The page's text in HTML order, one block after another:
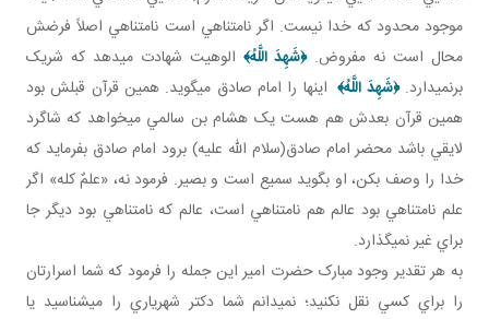
موجود محدود که خدا نيست. اگر نامتناهي است نامتناهي اصلاً فرضش
محال است نه مفروض.﴿شَهِدَ اللَّهُ﴾ الوهيت شهادت مي دهد که شريک
برنمي دارد.﴿شَهِدَ اللَّهُ﴾ اينها را امام صادق مي گويد. همين قرآن قبلش بود
همين قرآن بعدش هم هست يک هشام بن سالمي مي خواهد که شاگرد
لايقي باشد محضر امام صادق(سلام الله عليه) برود امام صادق بفرمايد که
خدا را وصف بکن، او بگويد سميع است و بصير. فرمود نه، «علمٌ کله» اگر
علم نامتناهي بود عالم هم نامتناهي است، عالم که نامتناهي بود ديگر جا
براي غير نمي گذارد.
به هر تقدير وجود مبارک حضرت امير اين جمله را فرمود که شما اسرارتان
را براي کسي نقل نکنيد؛ نمي دانم شما دکتر شهرياري را مي شناسيد يا